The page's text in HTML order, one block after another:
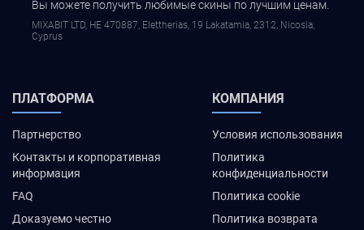
Вы можете получить любимые скины по лучшим ценам.
MIXABIT LTD, ΗΕ 470887, Elettherias, 19 Lakatamia, 2312, Nicosia,
Cyprus
ПЛАТФОРМА
Партнерство
Контакты и корпоративная
информация
FAQ
Доказуемо честно
КОМПАНИЯ
Условия использования
Политика
конфиденциальности
Политика cookie
Политика возврата